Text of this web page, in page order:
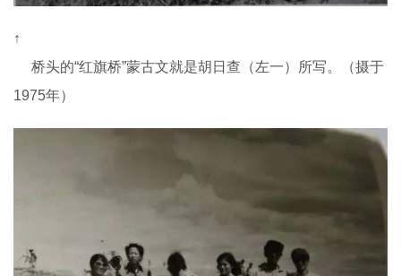
↑
桥头的“红旗桥”蒙古文就是胡日查（左一）所写。（摄于
1975年）